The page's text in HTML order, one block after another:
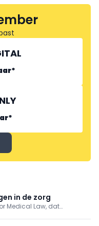
*
*
in de zorg
Medical Law, dat